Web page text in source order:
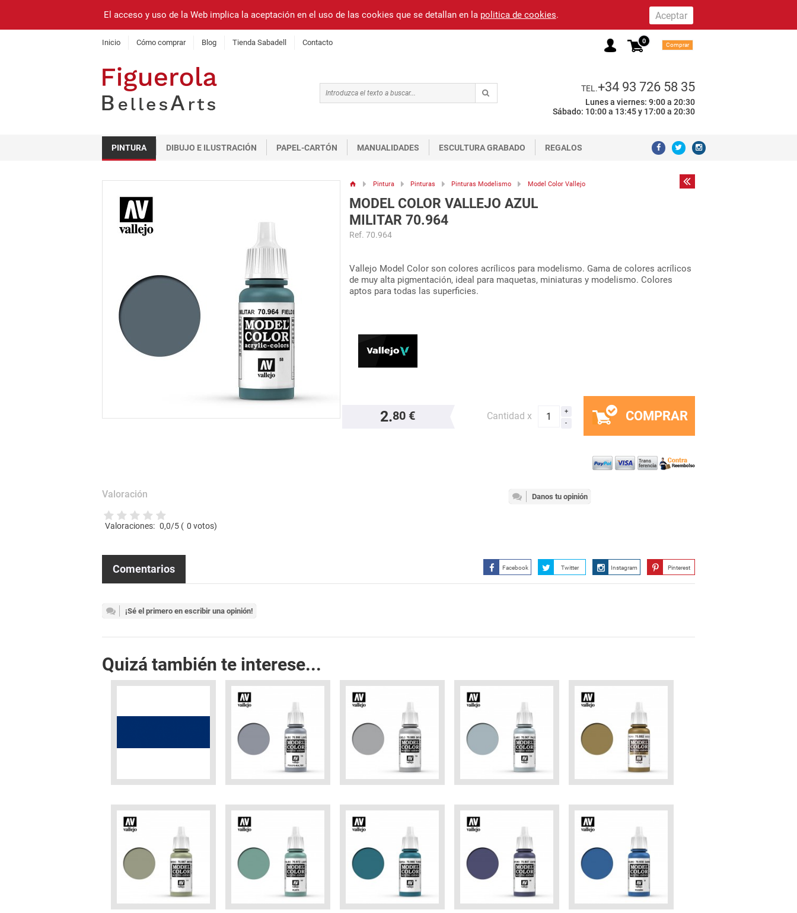
El acceso y uso de la Web implica la aceptación en el uso de las cookies que se detallan en la politica de cookies.
Inicio Cómo comprar Blog Tienda Sabadell Contacto 0 Comprar
TEL.+34 93 726 58 35
Lunes a viernes: 9:00 a 20:30
Sábado: 10:00 a 13:45 y 17:00 a 20:30
PINTURA DIBUJO E ILUSTRACIÓN PAPEL-CARTÓN MANUALIDADES ESCULTURA GRABADO REGALOS
Pintura Pinturas Pinturas Modelismo Model Color Vallejo
MODEL COLOR VALLEJO AZUL
MILITAR 70.964
Ref. 70.964
Vallejo Model Color son colores acrílicos para modelismo. Gama de colores acrílicos
de muy alta pigmentación, ideal para maquetas, miniaturas y modelismo. Colores
aptos para todas las superficies.
2.80 € Cantidad x COMPRAR
Danos tu opinión
Valoración
Valoraciones: 0,0/5 ( 0 votos)
Facebook Twitter Instagram Pinterest
Comentarios
¡Sé el primero en escribir una opinión!
Quizá también te interese...